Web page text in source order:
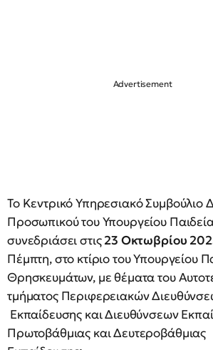
Το Κεντρικό Υπηρεσιακό Συμβούλιο
Προσωπικού του Υπουργείου
συνεδριάσει στις23 Οκτωβρίου
Πέμπτη, στο κτίριο του Υπουργείου
Θρησκευμάτων, με θέματα του
τμήματος Περιφερειακών
Εκπαίδευσης και Διευθύνσεων
Πρωτοβάθμιας και Δευτεροβάθμιας